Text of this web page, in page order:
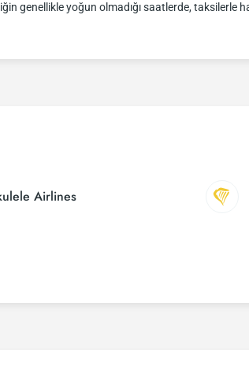
yoğun olmadığı saatlerde, taksilerle
Airlines